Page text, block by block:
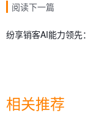
阅读下一篇
纷享销客AI能力领先
相关推荐